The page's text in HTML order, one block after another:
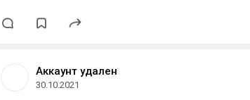
Аккаунт удален
30.10.2021